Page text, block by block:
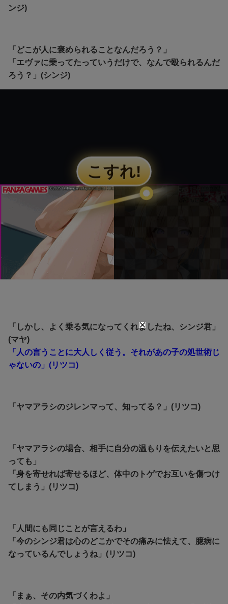
ンジ)
「どこが人に褒められることなんだろう？」
「エヴァに乗ってたっていうだけで、なんで殴られるんだ
ろう？」(シンジ)
「しかし、よく乗る気になってくれましたね、シンジ君」
(マヤ)
「人の言うことに大人しく従う。それがあの子の処世術じ
ゃないの」(リツコ)
「ヤマアラシのジレンマって、知ってる？」(リツコ)
「ヤマアラシの場合、相手に自分の温もりを伝えたいと思
っても」
「身を寄せれば寄せるほど、体中のトゲでお互いを傷つけ
てしまう」(リツコ)
「人間にも同じことが言えるわ」
「今のシンジ君は心のどこかでその痛みに怯えて、臆病に
なっているんでしょうね」(リツコ)
「まぁ、その内気づくわよ」